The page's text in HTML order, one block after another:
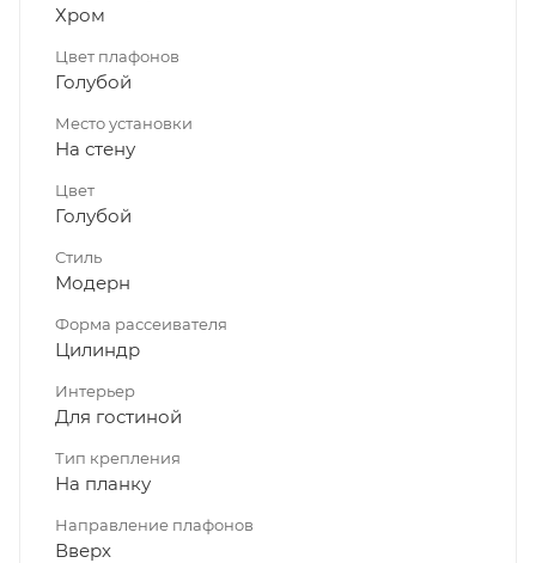
Хром
Цвет плафонов
Голубой
Место установки
На стену
Цвет
Голубой
Стиль
Модерн
Форма рассеивателя
Цилиндр
Интерьер
Для гостиной
Тип крепления
На планку
Направление плафонов
Вверх